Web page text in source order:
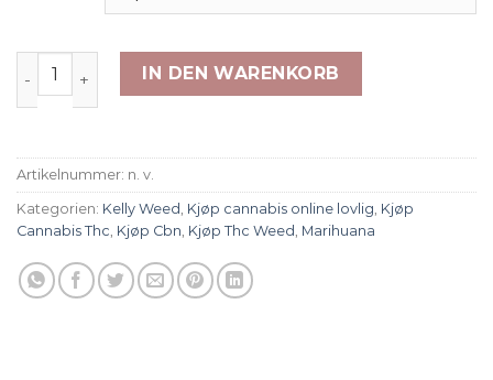
Sur diesel MengeIN DEN WARENKORB
Artikelnummer: n. v.
Kategorien: Kelly Weed, Kjøp cannabis online lovlig, Kjøp
Cannabis Thc, Kjøp Cbn, Kjøp Thc Weed, Marihuana